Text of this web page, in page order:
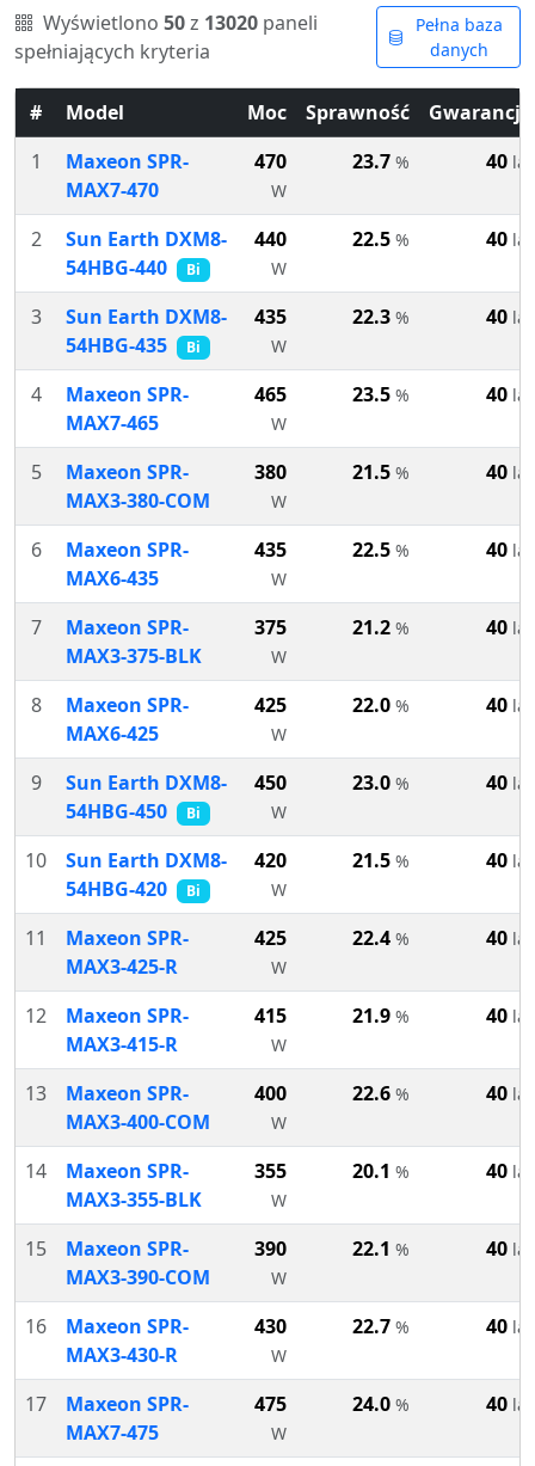
Wyświetlono 50z 13020 paneli
spełniających kryteria
Pełna baza
danych
# Model Moc Sprawność
Gwarancja
1
Maxeon SPR-
MAX7-470
470
W
23.7 % 40 lat
2
Sun Earth DXM8-
54HBG-440
Bi
440
W
22.5 % 40 lat
3
Sun Earth DXM8-
54HBG-435
Bi
435
W
22.3 % 40 lat
4
Maxeon SPR-
MAX7-465
465
W
23.5 % 40 lat
5
Maxeon SPR-
MAX3-380-COM
380
W
21.5 % 40 lat
6
Maxeon SPR-
MAX6-435
435
W
22.5 % 40 lat
7
Maxeon SPR-
MAX3-375-BLK
375
W
21.2 % 40 lat
8
Maxeon SPR-
MAX6-425
425
W
22.0 % 40 lat
9
Sun Earth DXM8-
54HBG-450
Bi
450
W
23.0 % 40 lat
10
Sun Earth DXM8-
54HBG-420
Bi
420
W
21.5 % 40 lat
11
Maxeon SPR-
MAX3-425-R
425
W
22.4 % 40 lat
12
Maxeon SPR-
MAX3-415-R
415
W
21.9 % 40 lat
13
Maxeon SPR-
MAX3-400-COM
400
W
22.6 % 40 lat
14
Maxeon SPR-
MAX3-355-BLK
355
W
20.1 % 40 lat
15
Maxeon SPR-
MAX3-390-COM
390
W
22.1 % 40 lat
16
Maxeon SPR-
MAX3-430-R
430
W
22.7 % 40 lat
17
Maxeon SPR-
MAX7-475
475
W
24.0 % 40 lat